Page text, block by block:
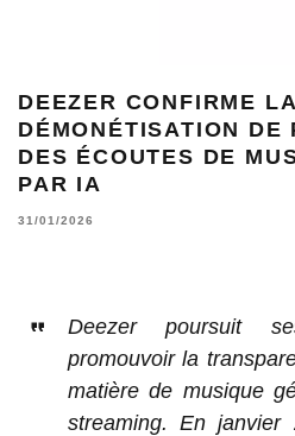
DEEZER CONFIRME LA
DÉMONÉTISATION DE
DES ÉCOUTES DE
PAR IA
31/01/2026
Deezer poursuit
promouvoir la
matière de musique
streaming. En janvier